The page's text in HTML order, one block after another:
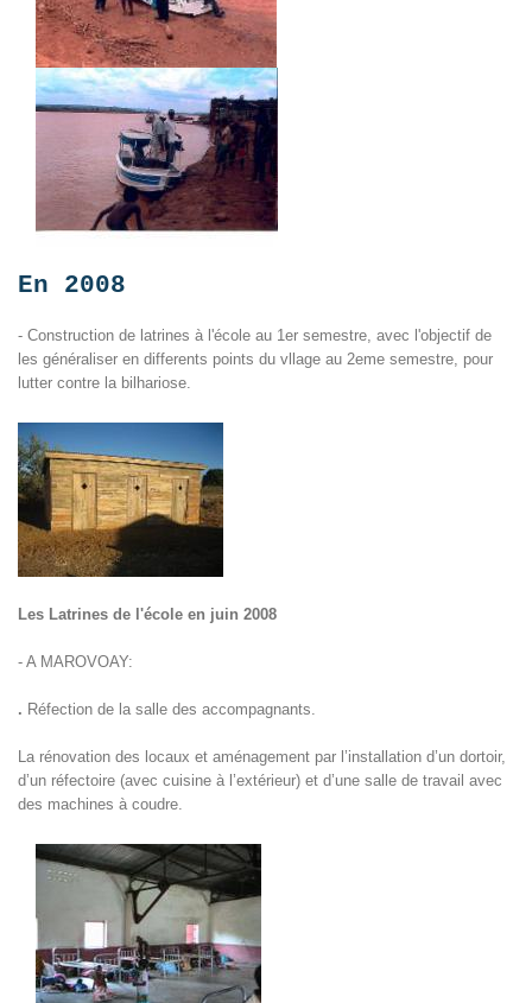
En 2008
- Construction de latrines à l'école au 1er semestre, avec l'objectif de
les généraliser en differents points du vllage au 2eme semestre, pour
lutter contre la bilhariose.
Les Latrines de l'école en juin 2008
- A MAROVOAY:
. Réfection de la salle des accompagnants.
La rénovation des locaux et aménagement par l’installation d’un dortoir,
d’un réfectoire (avec cuisine à l’extérieur) et d’une salle de travail avec
des machines à coudre.